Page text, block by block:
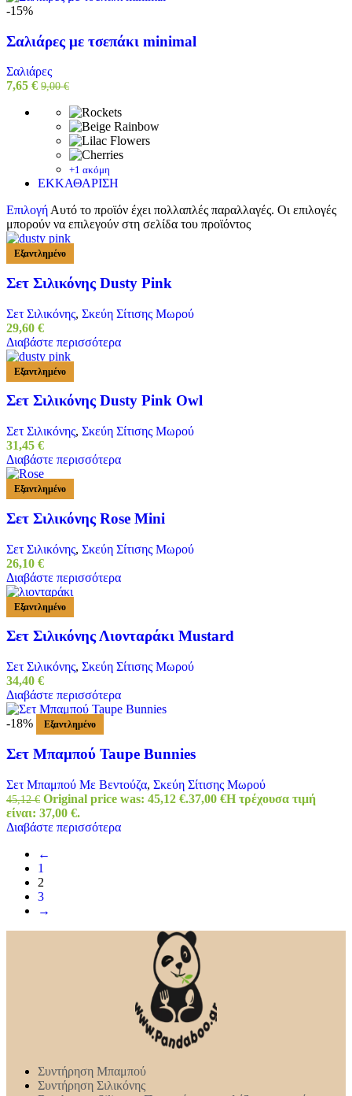
-15%
Σαλιάρες με τσεπάκι minimal
Σαλιάρες
7,65 € 9,00€
+1 ακόμη
ΕΚΚΑΘΑΡΙΣΗ
Επιλογή Αυτό το προϊόν έχει πολλαπλές παραλλαγές. Οι επιλογές
μπορούν να επιλεγούν στη σελίδα του προϊόντος
Εξαντλημένο
Σετ Σιλικόνης Dusty Pink
Σετ Σιλικόνης, Σκεύη Σίτισης Μωρού
29,60 €
Διαβάστε περισσότερα
Εξαντλημένο
Σετ Σιλικόνης Dusty Pink Owl
Σετ Σιλικόνης, Σκεύη Σίτισης Μωρού
31,45 €
Διαβάστε περισσότερα
Εξαντλημένο
Σετ Σιλικόνης Rose Mini
Σετ Σιλικόνης, Σκεύη Σίτισης Μωρού
26,10 €
Διαβάστε περισσότερα
Εξαντλημένο
Σετ Σιλικόνης Λιονταράκι Mustard
Σετ Σιλικόνης, Σκεύη Σίτισης Μωρού
34,40 €
Διαβάστε περισσότερα
-18% Εξαντλημένο
Σετ Μπαμπού Taupe Bunnies
Σετ Μπαμπού Με Βεντούζα, Σκεύη Σίτισης Μωρού
45,12€ Original price was: 45,12 €.37,00 €Η τρέχουσα τιμή
είναι: 37,00 €.
Διαβάστε περισσότερα
←
1
2
3
→
Συντήρηση Mπαμπού
Συντήρηση Σιλικόνης